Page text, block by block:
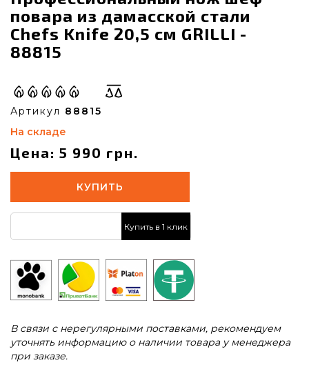
повара из дамасской стали
Chefs Knife 20,5 см GRILLI -
88815
Артикул 88815
На складе
Цена: 5 990 грн.
КУПИТЬ
Купить в 1 клик
В связи с нерегулярными поставками, рекомендуем
уточнять информацию о наличии товара у менеджера
при заказе.